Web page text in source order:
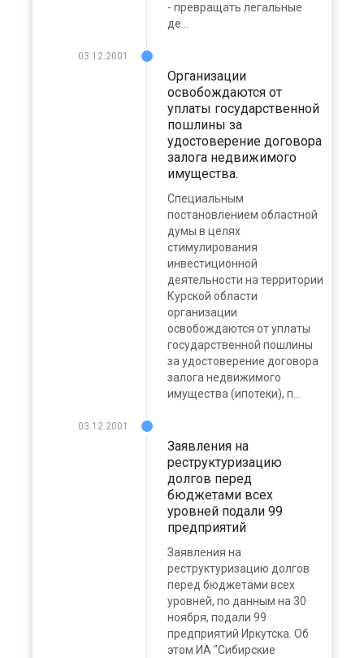
- превращать легальные
де...
03.12.2001
Организации
освобождаются от
уплаты государственной
пошлины за
удостоверение договора
залога недвижимого
имущества.
Специальным
постановлением областной
думы в целях
стимулирования
инвестиционной
деятельности на территории
Курской области
организации
освобождаются от уплаты
государственной пошлины
за удостоверение договора
залога недвижимого
имущества (ипотеки), п...
03.12.2001
Заявления на
реструктуризацию
долгов перед
бюджетами всех
уровней подали 99
предприятий
Заявления на
реструктуризацию долгов
перед бюджетами всех
уровней, по данным на 30
ноября, подали 99
предприятий Иркутска. Об
этом ИА "Сибирские